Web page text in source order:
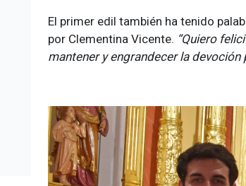
El primer edil también ha tenido
por Clementina Vicente. “Quiero
mantener y engrandecer la devoción